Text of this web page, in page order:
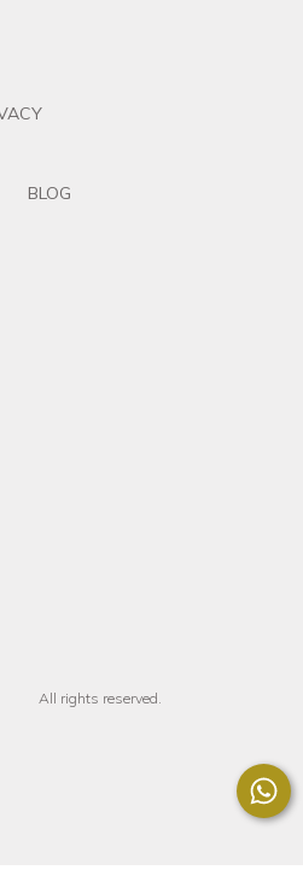
BLOG
All rights reserved.